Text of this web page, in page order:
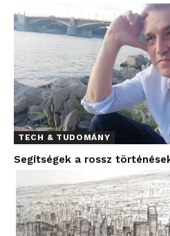
TECH & TUDOMÁNY
Segítségek a rossz